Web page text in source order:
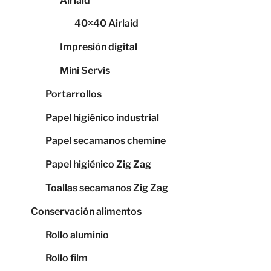
40×40 Airlaid
Impresión digital
Mini Servis
Portarrollos
Papel higiénico industrial
Papel secamanos chemine
Papel higiénico Zig Zag
Toallas secamanos Zig Zag
Conservación alimentos
Rollo aluminio
Rollo film